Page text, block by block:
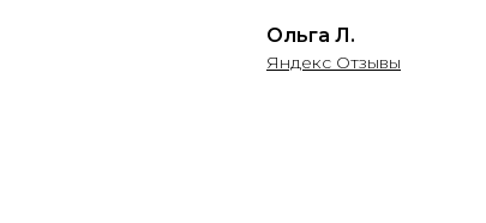
Ольга Л.
Яндекс Отзывы